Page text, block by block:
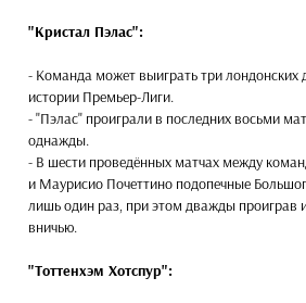
"Кристал Пэлас":
- Команда может выиграть три лондонских
истории Премьер-Лиги.
- "Пэлас" проиграли в последних восьми
однажды.
- В шести проведённых матчах между
и Маурисио Почеттино подопечные
лишь один раз, при этом дважды проиграв
вничью.
"Тоттенхэм Хотспур":